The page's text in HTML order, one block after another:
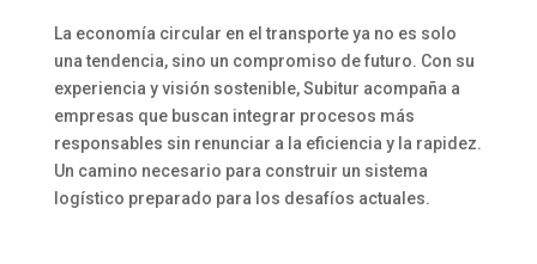
La economía circular en el transporte ya no es solo
una tendencia, sino un compromiso de futuro. Con su
experiencia y visión sostenible, Subitur acompaña a
empresas que buscan integrar procesos más
responsables sin renunciar a la eficiencia y la rapidez.
Un camino necesario para construir un sistema
logístico preparado para los desafíos actuales.